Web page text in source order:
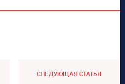
СЛЕДУЮЩАЯ СТАТЬЯ